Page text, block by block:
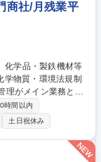
商社/月残業平
理がメイン業務とな
マネジメントシステ
■その他、仕様書・
どの品質管理業務
時間以内
土日祝休み